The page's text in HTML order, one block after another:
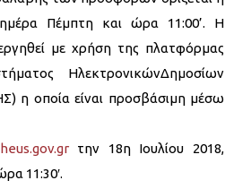
Πέμπτη και ώρα 11:00’. Η
με χρήση της πλατφόρμας
ΗλεκτρονικώνΔημοσίων
η οποία είναι προσβάσιμη μέσω
την 18η Ιουλίου 2018,
11:30′.